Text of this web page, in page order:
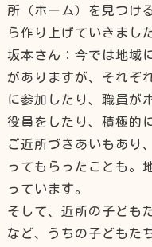
所（ホーム）を見つけ
ら作り上げていきまし
坂本さん：今では地域
がありますが、それぞ
に参加したり、職員が
役員をしたり、積極的
ご近所づきあいもあり
ってもらったことも。
っています。
そして、近所の子ども
など、うちの子どもた